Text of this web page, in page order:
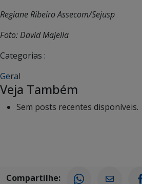
Regiane Ribeiro Assecom/Sejusp
Foto: David Majella
Categorias :
Geral
Veja Também
Sem posts recentes disponíveis.
Compartilhe: